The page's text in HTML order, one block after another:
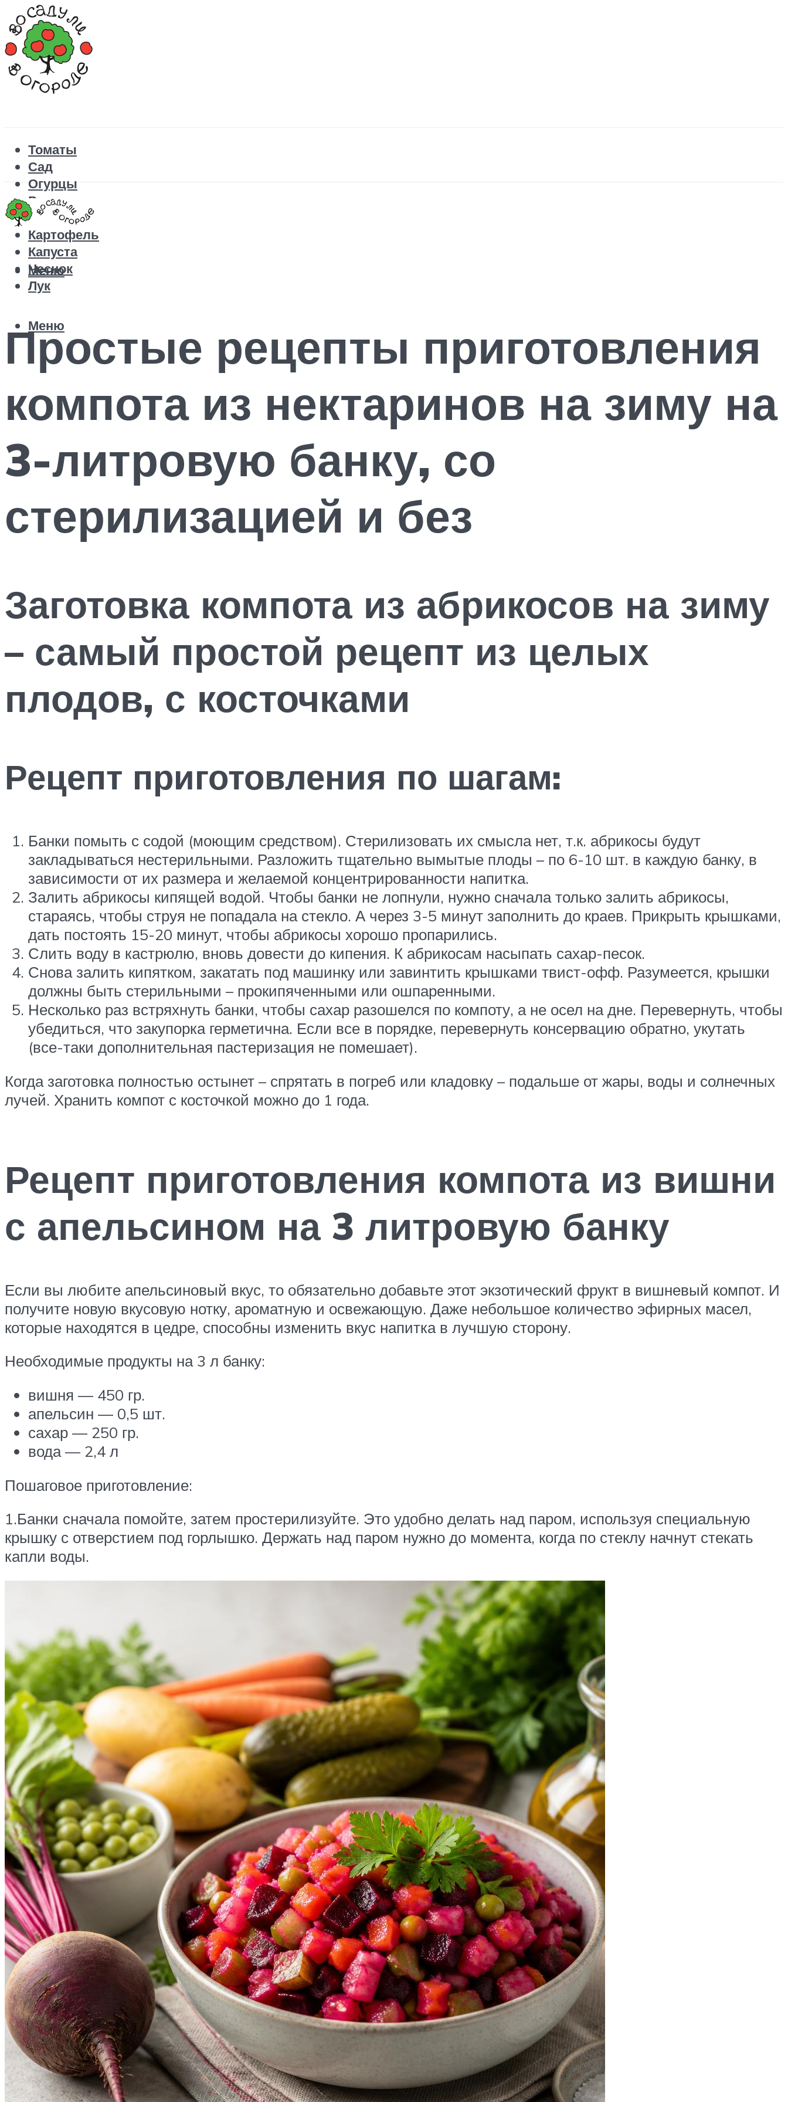
Томаты
Сад
Огурцы
Рецепты
Перец
Картофель
Капуста
Чеснок
Лук
Меню
Меню
Простые рецепты приготовления
компота из нектаринов на зиму на
3-литровую банку, со
стерилизацией и без
Заготовка компота из абрикосов на зиму
– самый простой рецепт из целых
плодов, с косточками
Рецепт приготовления по шагам:
Банки помыть с содой (моющим средством). Стерилизовать их смысла нет, т.к. абрикосы будут
закладываться нестерильными. Разложить тщательно вымытые плоды – по 6-10 шт. в каждую банку, в
зависимости от их размера и желаемой концентрированности напитка.
Залить абрикосы кипящей водой. Чтобы банки не лопнули, нужно сначала только залить абрикосы,
стараясь, чтобы струя не попадала на стекло. А через 3-5 минут заполнить до краев. Прикрыть крышками,
дать постоять 15-20 минут, чтобы абрикосы хорошо пропарились.
Слить воду в кастрюлю, вновь довести до кипения. К абрикосам насыпать сахар-песок.
Снова залить кипятком, закатать под машинку или завинтить крышками твист-офф. Разумеется, крышки
должны быть стерильными – прокипяченными или ошпаренными.
Несколько раз встряхнуть банки, чтобы сахар разошелся по компоту, а не осел на дне. Перевернуть, чтобы
убедиться, что закупорка герметична. Если все в порядке, перевернуть консервацию обратно, укутать
(все-таки дополнительная пастеризация не помешает).
Когда заготовка полностью остынет – спрятать в погреб или кладовку – подальше от жары, воды и солнечных
лучей. Хранить компот с косточкой можно до 1 года.
Рецепт приготовления компота из вишни
с апельсином на 3 литровую банку
Если вы любите апельсиновый вкус, то обязательно добавьте этот экзотический фрукт в вишневый компот. И
получите новую вкусовую нотку, ароматную и освежающую. Даже небольшое количество эфирных масел,
которые находятся в цедре, способны изменить вкус напитка в лучшую сторону.
Необходимые продукты на 3 л банку:
вишня — 450 гр.
апельсин — 0,5 шт.
сахар — 250 гр.
вода — 2,4 л
Пошаговое приготовление:
1.Банки сначала помойте, затем простерилизуйте. Это удобно делать над паром, используя специальную
крышку с отверстием под горлышко. Держать над паром нужно до момента, когда по стеклу начнут стекать
капли воды.